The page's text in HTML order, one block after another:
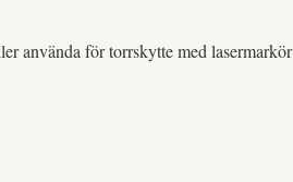
använda för torrskytte med lasermarkör